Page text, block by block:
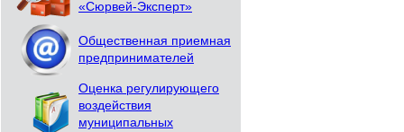
«Сюрвей-Эксперт»
Общественная приемная
предпринимателей
Оценка регулирующего
воздействия
муниципальных